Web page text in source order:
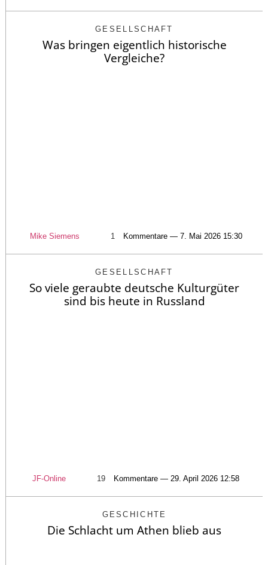
GESELLSCHAFT
Was bringen eigentlich historische
Vergleiche?
Mike Siemens 1 Kommentare — 7. Mai 2026 15:30
GESELLSCHAFT
So viele geraubte deutsche Kulturgüter
sind bis heute in Russland
JF-Online 19 Kommentare — 29. April 2026 12:58
GESCHICHTE
Die Schlacht um Athen blieb aus